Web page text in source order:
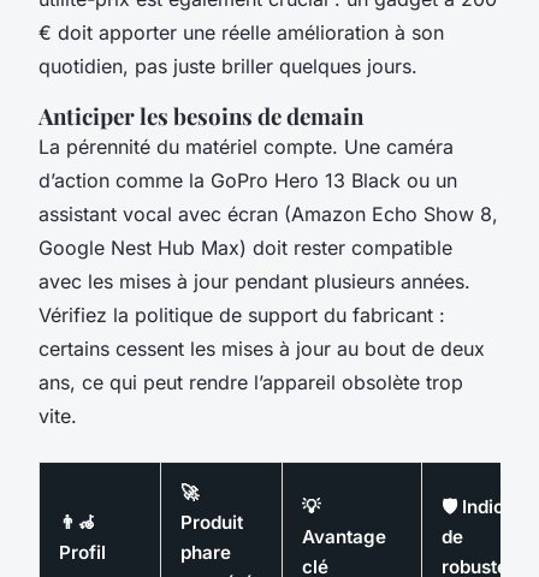
€ doit apporter une réelle amélioration à son
quotidien, pas juste briller quelques jours.
Anticiper les besoins de demain
La pérennité du matériel compte. Une caméra
d’action comme la GoPro Hero 13 Black ou un
assistant vocal avec écran (Amazon Echo Show 8,
Google Nest Hub Max) doit rester compatible
avec les mises à jour pendant plusieurs années.
Vérifiez la politique de support du fabricant :
certains cessent les mises à jour au bout de deux
ans, ce qui peut rendre l’appareil obsolète trop
vite.
👨‍🦽
Profil
🚀
Produit
phare
💡
Avantage
clé
🛡️ Indice
de
robustesse